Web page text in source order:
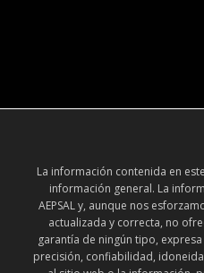
La información contenida en
información general. La
AEPSAL y, aunque nos
actualizada y correcta, no
garantía de ningún tipo,
precisión, confiabilidad,